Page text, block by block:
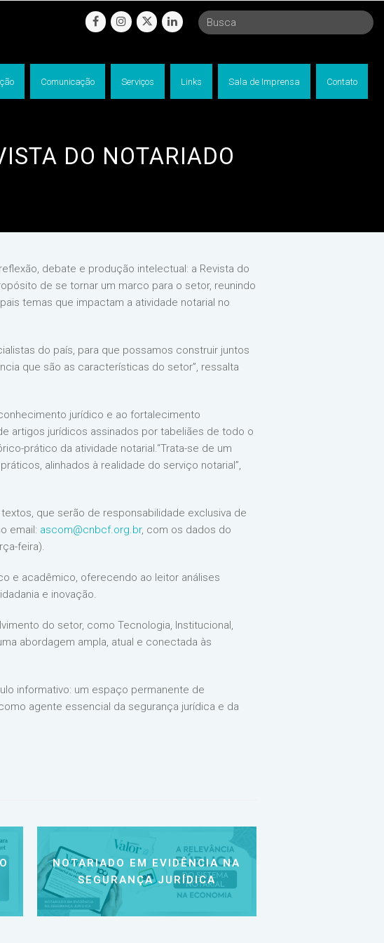
facebookinstagram
twitterlinkedin
Comunicação Serviços Links Sala de Imprensa Contato
DO NOTARIADO
debate e produção intelectual: a Revista do
de se tornar um marco para o setor, reunindo
temas que impactam a atividade notarial no
do país, para que possamos construir juntos
que são as características do setor”, ressalta
jurídico e ao fortalecimento
artigos jurídicos assinados por tabeliães de todo o
prático da atividade notarial.“Trata-se de um
alinhados à realidade do serviço notarial”,
que serão de responsabilidade exclusiva de
email: ascom@cnbcf.org.br, com os dados do
feira).
e acadêmico, oferecendo ao leitor análises
e inovação.
do setor, como Tecnologia, Institucional,
abordagem ampla, atual e conectada às
informativo: um espaço permanente de
agente essencial da segurança jurídica e da
NOTARIADO EM EVIDÊNCIA NA
SEGURANÇA JURÍDICA